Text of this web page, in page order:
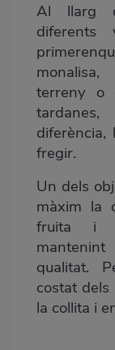
Al llarg
terreny o
diferència,
fregir.
Un dels
màxim la
fruita i
qualitat.
costat
la collita i